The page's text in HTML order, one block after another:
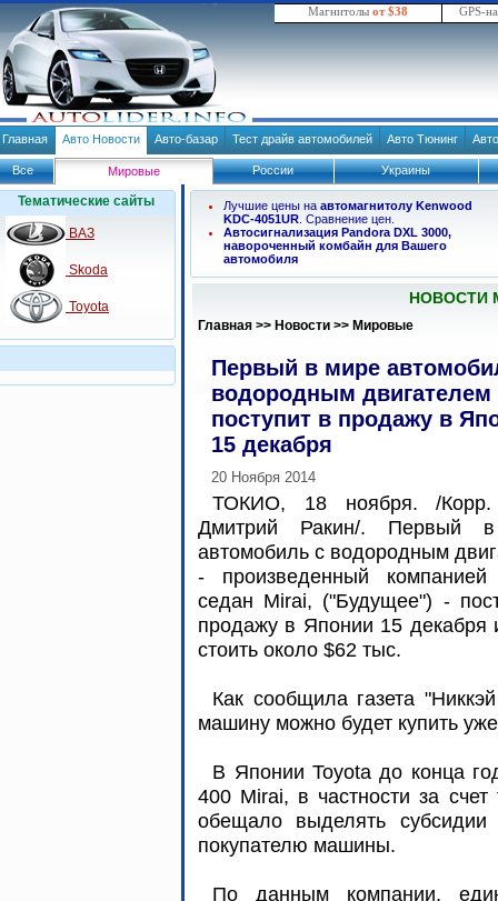
Магнитолы от $38 GPS-
Главная Авто Новости Авто-базар Тест драйв автомобилей Авто Тюнинг
Все Мировые России Украины
Тематические сайты
ВАЗ
Skoda
Toyota
Лучшие цены на автомагнитолу Kenwood
KDC-4051UR . Сравнение цен.
Автосигнализация Pandora DXL 3000,
навороченный комбайн для Вашего
автомобиля
НОВОСТИ
Главная >> Новости >> Мировые
Первый в мире
водородным двигателем
поступит в продажу в
15 декабря
20 Ноября 2014
ТОКИО, 18 ноября. /
Дмитрий Ракин/. Первый
автомобиль с водородным
- произведенный компанией
седан Mirai, ("Будущее") -
продажу в Японии 15 декабря
стоить около $62 тыс.
Как сообщила газета
машину можно будет купить
В Японии Toyota до конца
400 Mirai, в частности за счет
обещало выделять
покупателю машины.
По данным компании,